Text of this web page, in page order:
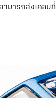
ารถส่งเคลม